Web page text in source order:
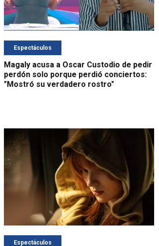
Espectáculos
Magaly acusa a Oscar Custodio de pedir
perdón solo porque perdió conciertos:
"Mostró su verdadero rostro"
Espectáculos